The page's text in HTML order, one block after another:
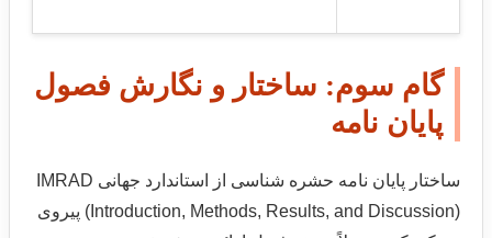
گام سوم: ساختار و نگارش فصول
پایان نامه
ساختار پایان نامه حشره شناسی از استاندارد جهانی IMRAD
(Introduction, Methods, Results, and Discussion) پیروی